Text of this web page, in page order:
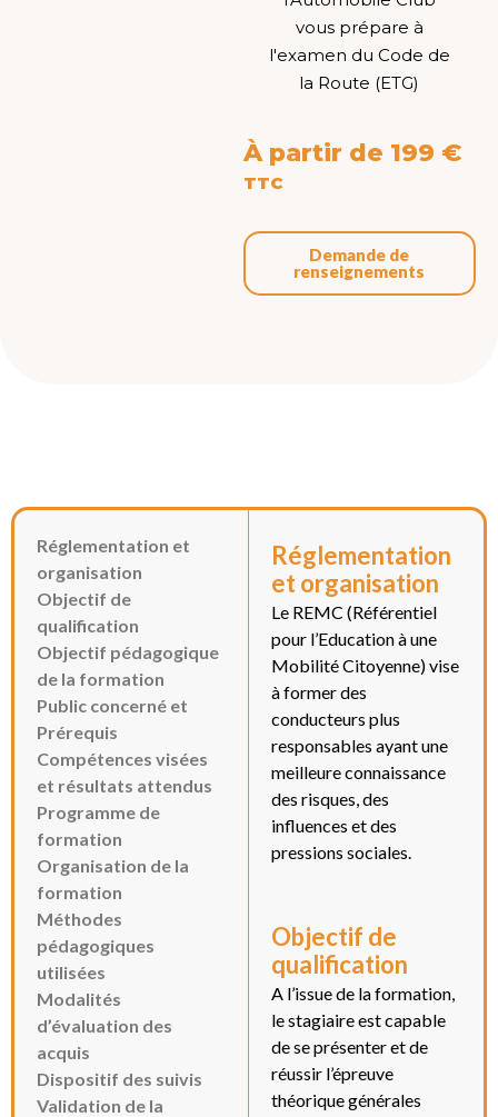
vous prépare à
l'examen du Code de
la Route (ETG)
À partir de 199 €
TTC
Demande de
renseignements
Réglementation et
organisation
Objectif de
qualification
Objectif pédagogique
de la formation
Public concerné et
Prérequis
Compétences visées
et résultats attendus
Programme de
formation
Organisation de la
formation
Méthodes
pédagogiques
utilisées
Modalités
d’évaluation des
acquis
Dispositif des suivis
Validation de la
Réglementation
et organisation
Le REMC (Référentiel
pour l’Education à une
Mobilité Citoyenne) vise
à former des
conducteurs plus
responsables ayant une
meilleure connaissance
des risques, des
influences et des
pressions sociales.
Objectif de
qualification
A l’issue de la formation,
le stagiaire est capable
de se présenter et de
réussir l’épreuve
théorique générales